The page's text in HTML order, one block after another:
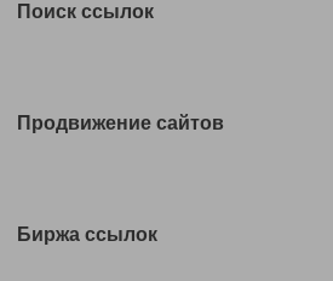
Поиск ссылок
Продвижение сайтов
Биржа ссылок